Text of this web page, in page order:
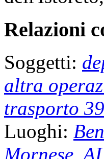
Relazioni
Soggetti:
altra
trasporto
Luoghi:
Mornese,